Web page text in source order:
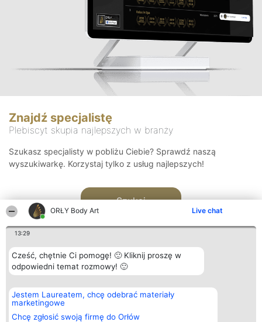
ORŁY Body Art Live chat
13:29
Cześć, chętnie Ci pomogę! 🙂 Kliknij proszę w
odpowiedni temat rozmowy! 🙂
Jestem Laureatem, chcę odebrać materiały
marketingowe
Chcę zgłosić swoją firmę do Orłów
Znajdź specjalistę
Plebiscyt skupia najlepszych w branży
Szukasz specjalisty w pobliżu Ciebie? Sprawdź naszą
wyszukiwarkę. Korzystaj tylko z usług najlepszych!
Szukaj
Organizator plebiscytu
Bright Side Solutions sp. z o.
o. sp. k.
ul. Ruska 22
Plebiscyt
Laureaci
wszystkich
Kontakt
Kontakt